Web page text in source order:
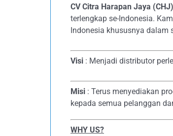
CV Citra Harapan Jaya (CHJ)
terlengkap se-Indonesia.
Indonesia khususnya dalam
Visi : Menjadi distributor
Misi : Terus menyediakan
kepada semua pelanggan
WHY US?